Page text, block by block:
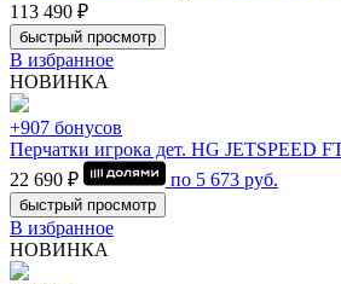
113 490 ₽
быстрый просмотр
В избранное
НОВИНКА
+907 бонусов
Перчатки игрока дет. HG JETSPEED
22 690 ₽
по 5 673 руб.
быстрый просмотр
В избранное
НОВИНКА